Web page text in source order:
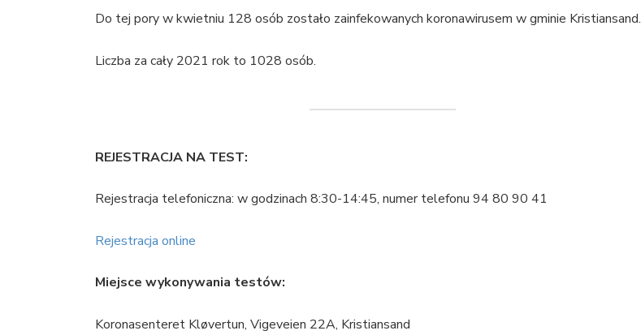
Do tej pory w kwietniu 128 osób zostało zainfekowanych koronawirusem w gminie Kristiansand.
Liczba za cały 2021 rok to 1028 osób.
REJESTRACJA NA TEST:
Rejestracja telefoniczna: w godzinach 8:30-14:45, numer telefonu 94 80 90 41
Rejestracja online
Miejsce wykonywania testów:
Koronasenteret Kløvertun, Vigeveien 22A, Kristiansand